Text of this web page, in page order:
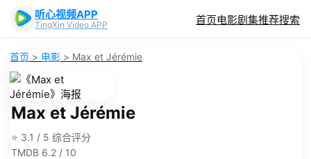
听心视频APP
TingXin Video APP 首页电影剧集推荐搜索
首页 > 电影 > Max et Jérémie
Max et Jérémie
⭐ 3.1 / 5 综合评分
TMDB 6.2 / 10